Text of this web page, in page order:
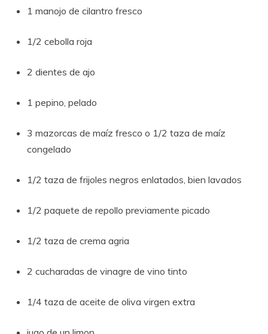
1 manojo de cilantro fresco
1/2 cebolla roja
2 dientes de ajo
1 pepino, pelado
3 mazorcas de maíz fresco o 1/2 taza de maíz
congelado
1/2 taza de frijoles negros enlatados, bien lavados
1/2 paquete de repollo previamente picado
1/2 taza de crema agria
2 cucharadas de vinagre de vino tinto
1/4 taza de aceite de oliva virgen extra